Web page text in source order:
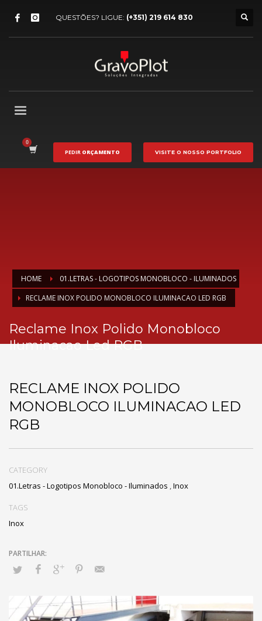
QUESTÕES? LIGUE: (+351) 219 614 830
PEDIR ORÇAMENTO VISITE O NOSSO PORTFOLIO
HOME
01.LETRAS - LOGOTIPOS MONOBLOCO - ILUMINADOS
RECLAME INOX POLIDO MONOBLOCO ILUMINACAO LED RGB
Reclame Inox Polido Monobloco
Iluminacao Led RGB
RECLAME INOX POLIDO
MONOBLOCO ILUMINACAO LED
RGB
CATEGORY
01.Letras - Logotipos Monobloco - Iluminados ,Inox
TAGS
Inox